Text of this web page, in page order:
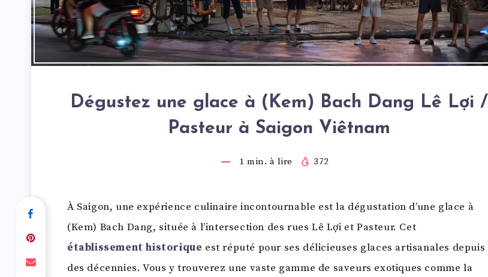
Dégustez une glace à (Kem) Bach Dang Lê Lợi /
Pasteur à Saigon Viêtnam
1 min. à lire 372
À Saigon, une expérience culinaire incontournable est la dégustation d’une glace à
(Kem) Bach Dang, située à l’intersection des rues Lê Lợi et Pasteur. Cet
établissement historique est réputé pour ses délicieuses glaces artisanales depuis
des décennies. Vous y trouverez une vaste gamme de saveurs exotiques comme la